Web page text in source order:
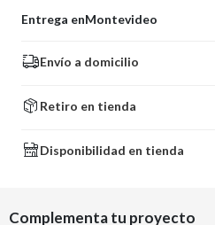
Entrega enMontevideo
Envío a domicilio
Retiro en tienda
Disponibilidad en tienda
Complementa tu proyecto